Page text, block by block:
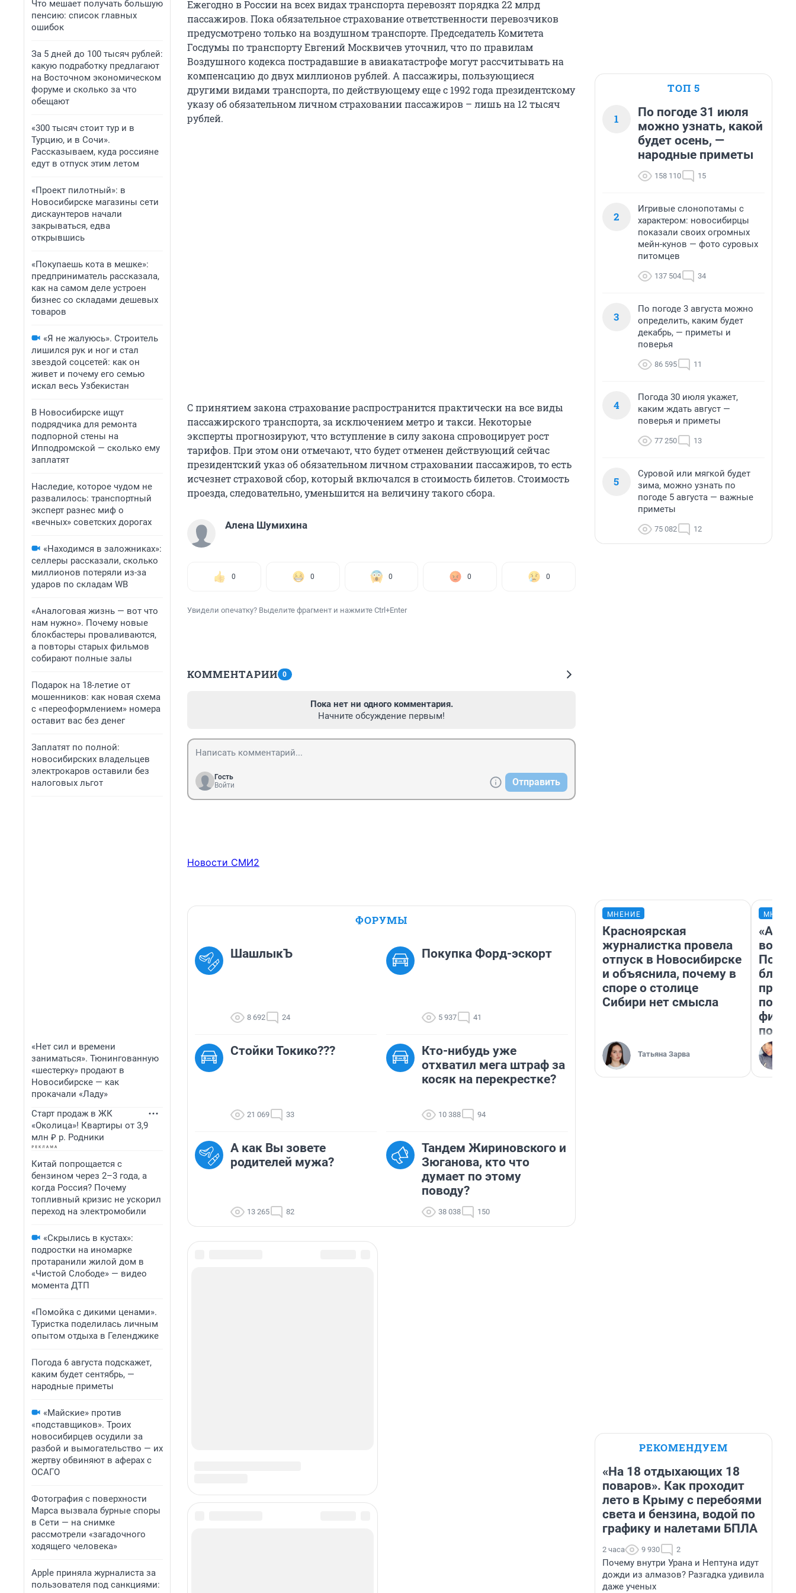
Что мешает получать большую
пенсию: список главных
ошибок
За 5 дней до 100 тысяч рублей:
какую подработку предлагают
на Восточном экономическом
форуме и сколько за что
обещают
«300 тысяч стоит тур и в
Турцию, и в Сочи».
Рассказываем, куда россияне
едут в отпуск этим летом
«Проект пилотный»: в
Новосибирске магазины сети
дискаунтеров начали
закрываться, едва
открывшись
«Покупаешь кота в мешке»:
предприниматель рассказала,
как на самом деле устроен
бизнес со складами дешевых
товаров
«Я не жалуюсь». Строитель
лишился рук и ног и стал
звездой соцсетей: как он
живет и почему его семью
искал весь Узбекистан
В Новосибирске ищут
подрядчика для ремонта
подпорной стены на
Ипподромской — сколько ему
заплатят
Наследие, которое чудом не
развалилось: транспортный
эксперт разнес миф о
«вечных» советских дорогах
«Находимся в заложниках»:
селлеры рассказали, сколько
миллионов потеряли из-за
ударов по складам WB
«Аналоговая жизнь — вот что
нам нужно». Почему новые
блокбастеры проваливаются,
а повторы старых фильмов
собирают полные залы
Подарок на 18-летие от
мошенников: как новая схема
с «переоформлением» номера
оставит вас без денег
Заплатят по полной:
новосибирских владельцев
электрокаров оставили без
налоговых льгот
«Нет сил и времени
заниматься». Тюнингованную
«шестерку» продают в
Новосибирске — как
прокачали «Ладу»
Старт продаж в ЖК
«Околица»! Квартиры от 3,9
млн ₽ р. Родники
Китай попрощается с
бензином через 2–3 года, а
когда Россия? Почему
топливный кризис не ускорил
переход на электромобили
«Скрылись в кустах»:
подростки на иномарке
протаранили жилой дом в
«Чистой Слободе» — видео
момента ДТП
«Помойка с дикими ценами».
Туристка поделилась личным
опытом отдыха в Геленджике
Погода 6 августа подскажет,
каким будет сентябрь, —
народные приметы
«Майские» против
«подставщиков». Троих
новосибирцев осудили за
разбой и вымогательство — их
жертву обвиняют в аферах с
ОСАГО
Фотография с поверхности
Марса вызвала бурные споры
в Сети — на снимке
рассмотрели «загадочного
ходящего человека»
Apple приняла журналиста за
пользователя под санкциями:
Ежегодно в России на всех видах транспорта перевозят порядка 22 млрд
пассажиров. Пока обязательное страхование ответственности перевозчиков
предусмотрено только на воздушном транспорте. Председатель Комитета
Госдумы по транспорту Евгений Москвичев уточнил, что по правилам
Воздушного кодекса пострадавшие в авиакатастрофе могут рассчитывать на
компенсацию до двух миллионов рублей. А пассажиры, пользующиеся
другими видами транспорта, по действующему еще с 1992 года президентскому
указу об обязательном личном страховании пассажиров – лишь на 12 тысяч
рублей.
С принятием закона страхование распространится практически на все виды
пассажирского транспорта, за исключением метро и такси. Некоторые
эксперты прогнозируют, что вступление в силу закона спровоцирует рост
тарифов. При этом они отмечают, что будет отменен действующий сейчас
президентский указ об обязательном личном страховании пассажиров, то есть
исчезнет страховой сбор, который включался в стоимость билетов. Стоимость
проезда, следовательно, уменьшится на величину такого сбора.
Алена Шумихина
0 0 0 0 0
Увидели опечатку? Выделите фрагмент и нажмите Ctrl+Enter
КОММЕНТАРИИ 0
Пока нет ни одного комментария.
Начните обсуждение первым!
Гость
Войти
Отправить
Новости СМИ2
ФОРУМЫ
ШашлыкЪ
8 692 24
Покупка Форд-эскорт
5 937 41
Стойки Токико???
21 069 33
Кто-нибудь уже
отхватил мега штраф за
косяк на перекрестке?
10 388 94
А как Вы зовете
родителей мужа?
13 265 82
Тандем Жириновского и
Зюганова, кто что
думает по этому
поводу?
38 038 150
ТОП 5
1
По погоде 31 июля
можно узнать, какой
будет осень, —
народные приметы
158 110 15
2
Игривые слонопотамы с
характером: новосибирцы
показали своих огромных
мейн-кунов — фото суровых
питомцев
137 504 34
3
По погоде 3 августа можно
определить, каким будет
декабрь, — приметы и
поверья
86 595 11
4
Погода 30 июля укажет,
каким ждать август —
поверья и приметы
77 250 13
5
Суровой или мягкой будет
зима, можно узнать по
погоде 5 августа — важные
приметы
75 082 12
МНЕНИЕ
Красноярская
журналистка провела
отпуск в Новосибирске
и объяснила, почему в
споре о столице
Сибири нет смысла
Татьяна Зарва
вот
РЕКОМЕНДУЕМ
«На 18 отдыхающих 18
поваров». Как проходит
лето в Крыму с перебоями
света и бензина, водой по
графику и налетами БПЛА
2 часа 9 930 2
Почему внутри Урана и Нептуна идут
дожди из алмазов? Разгадка удивила
даже ученых